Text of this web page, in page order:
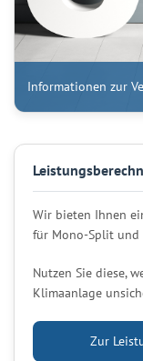
Informationen zur
Wir bieten Ihnen
für Mono-Split und
Nutzen Sie diese,
Klimaanlage
Zur